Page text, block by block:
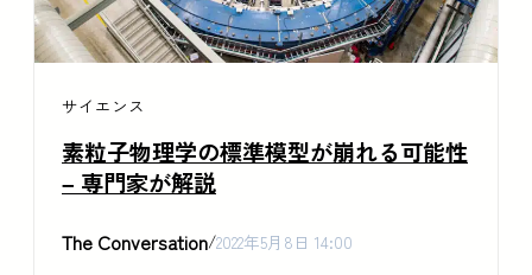
サイエンス
素粒子物理学の標準模型が崩れる可能性
– 専門家が解説
The Conversation/2022年5月8日 14:00